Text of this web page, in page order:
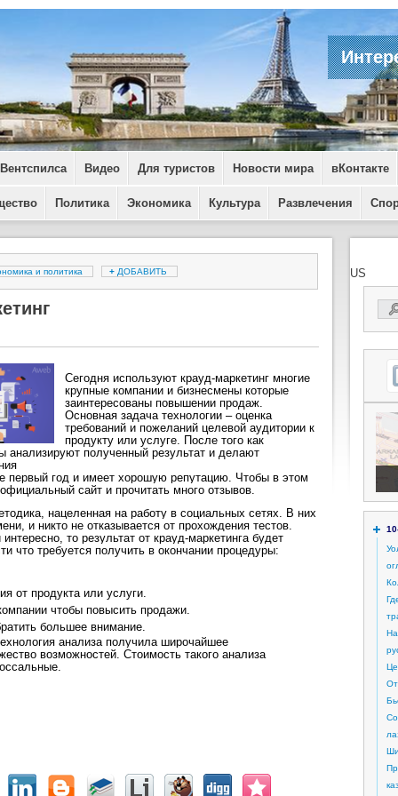
Видео Для туристов Новости мира вКонтакте
Политика Экономика Культура Развлечения
и политика + ДОБАВИТЬ
Сегодня используют крауд-маркетинг многие
крупные компании и бизнесмены которые
заинтересованы повышении продаж.
Основная задача технологии – оценка
требований и пожеланий целевой аудитории к
продукту или услуге. После того как
полученный результат и делают
первый год и имеет хорошую репутацию. Чтобы в этом
сайт и прочитать много отзывов.
нацеленная на работу в социальных сетях. В них
и никто не отказывается от прохождения тестов.
то результат от крауд-маркетинга будет
что требуется получить в окончании процедуры:
от продукта или услуги.
чтобы повысить продажи.
большее внимание.
анализа получила широчайшее
возможностей. Стоимость такого анализа
US